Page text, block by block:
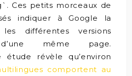
Ces petits morceaux de
indiquer à Google la
différentes versions
d’une même page.
étude révèle qu’environ
comportent au